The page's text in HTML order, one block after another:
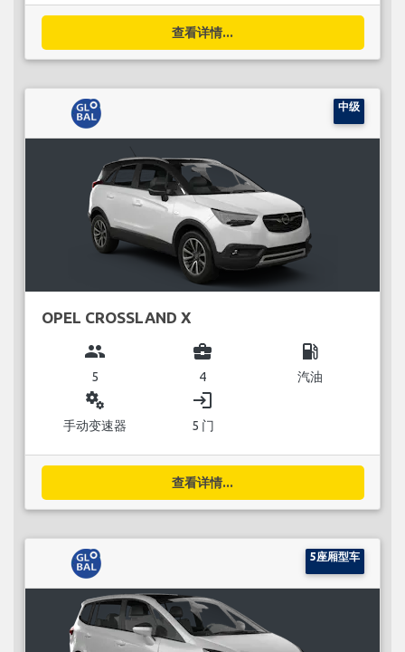
查看详情...
中级
OPEL CROSSLAND X
group
5
business_center
4
local_gas_station
汽油
miscellaneous_services
手动变速器
login
5 门
查看详情...
5座厢型车